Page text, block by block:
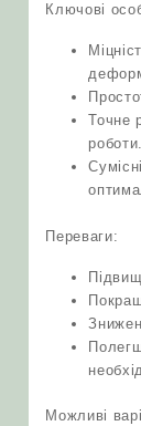
Ключові
Точне
роботи.
Переваги:
Можливі